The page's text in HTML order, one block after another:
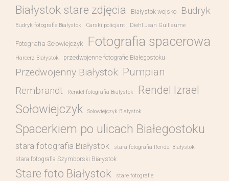
Białystok stare zdjęcia Białystok wojsko Budryk
Budryk fotografie Białystok Carski policjant Diehl Jean Guillaume
Fotografia Sołowiejczyk Fotografia spacerowa
Harcerz Białystok przedwojenne fotografie Białegostoku
Przedwojenny Białystok Pumpian
Rembrandt Rendel fotografia Bialystok Rendel Izrael
Sołowiejczyk Sołowiejczyk Białystok
Spacerkiem po ulicach Białegostoku
stara fotografia Białystok stara fotografia Rendel Białystok
stara fotografia Szymborski Białystok
Stare foto Białystok stare fotografie